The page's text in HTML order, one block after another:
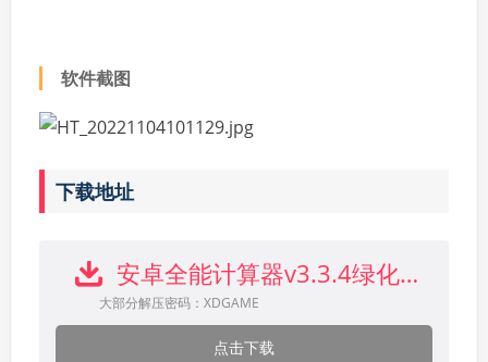
软件截图
下载地址
安卓全能计算器v3.3.4绿化版下载
大部分解压密码：XDGAME
点击下载